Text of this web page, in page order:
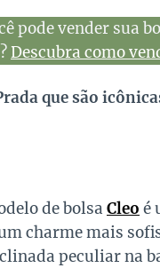
pode vender sua
Descubra como
que são
de bolsa Cleo é
charme mais
peculiar na